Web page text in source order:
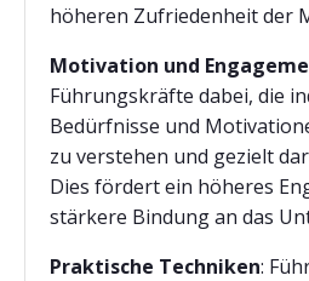
höheren Zufriedenheit der
Motivation und
Führungskräfte dabei, die
Bedürfnisse und
zu verstehen und gezielt
Dies fördert ein höheres
stärkere Bindung an das
Praktische Techniken: